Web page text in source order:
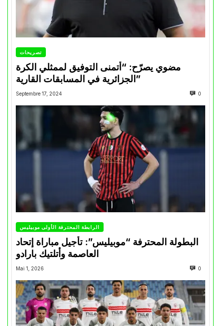
تصريحات
مضوي يصرّح: “أتمنى التوفيق لممثلي الكرة
الجزائرية في المسابقات القارية”
Septembre 17, 2024 0
الرابطة المحترفة الأولى موبيليس
البطولة المحترفة “موبيليس”: تأجيل مباراة إتحاد
العاصمة وأتلتيك بارادو
Mai 1, 2026 0